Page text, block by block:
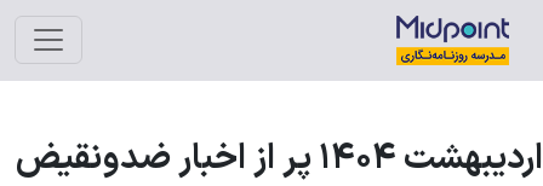
۱۴۰۴ پر از اخبار ضدونقیض